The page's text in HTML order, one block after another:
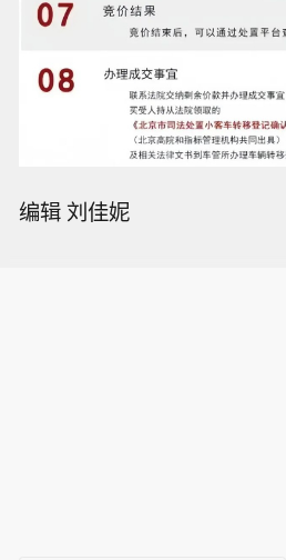
编辑 刘佳妮